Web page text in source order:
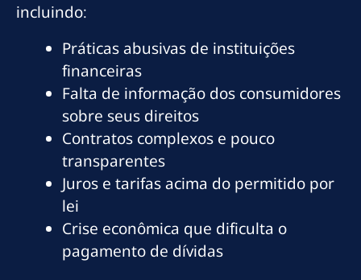
incluindo:
Práticas abusivas de instituições
financeiras
Falta de informação dos consumidores
sobre seus direitos
Contratos complexos e pouco
transparentes
Juros e tarifas acima do permitido por
lei
Crise econômica que dificulta o
pagamento de dívidas